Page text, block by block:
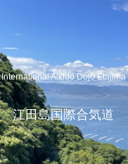
International Aikido Dojo Etajima
江田島国際合気道